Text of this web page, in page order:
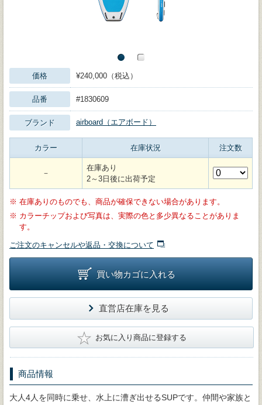
価格 ¥240,000（税込）
品番 #1830609
ブランド airboard（エアボード）
カラー 在庫状況 注文数
－
在庫あり
2～3日後に出荷予定
※ 在庫ありのものでも、商品が確保できない場合があります。
※ カラーチップおよび写真は、実際の色と多少異なることがありま
す。
ご注文のキャンセルや返品・交換について
買い物カゴに入れる
直営店在庫を見る
★ お気に入り商品に登録する
商品情報
大人4人を同時に乗せ、水上に漕ぎ出せるSUPです。仲間や家族と